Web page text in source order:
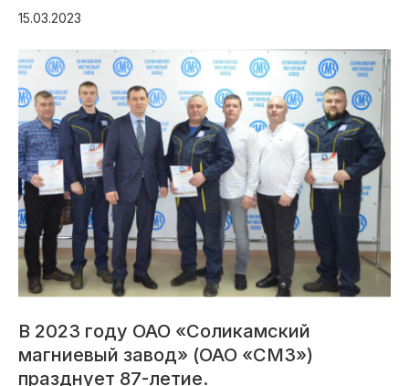
Благоустройство
15.03.2023
В 2023 году ОАО «Соликамский
магниевый завод» (ОАО «СМЗ»)
празднует 87-летие.